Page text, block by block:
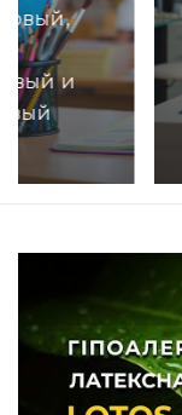
и